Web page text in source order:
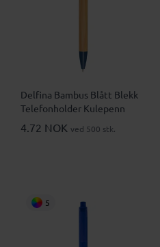
Delfina Bambus Blått Blekk
Telefonholder Kulepenn
4.72 NOK ved 500 stk.
5